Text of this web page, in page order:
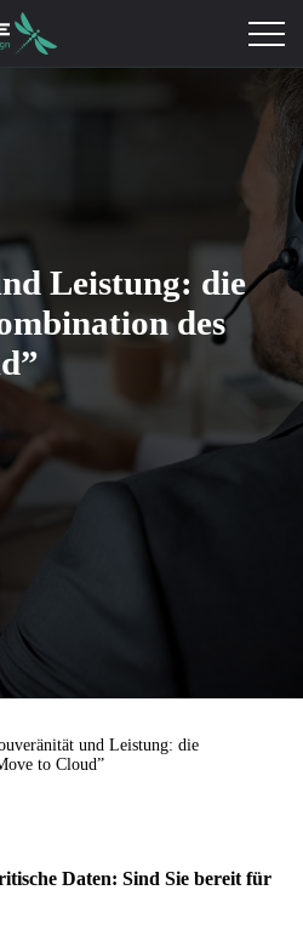
Leistung: die
des
und Leistung: die
to Cloud”
Daten: Sind Sie bereit für